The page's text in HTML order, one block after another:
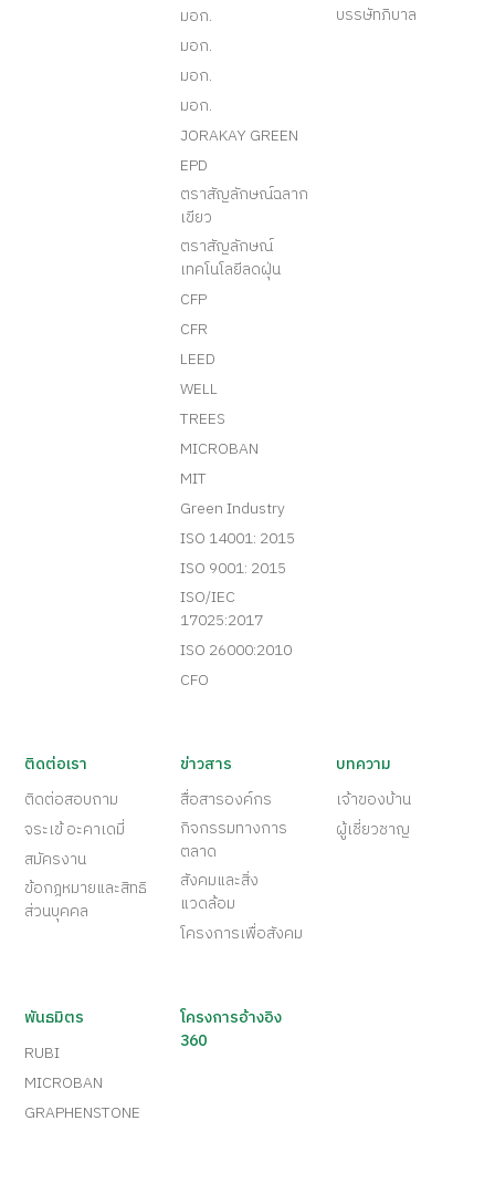
มอก.
มอก.
มอก.
มอก.
JORAKAY GREEN
EPD
ตราสัญลักษณ์ฉลาก
เขียว
ตราสัญลักษณ์
เทคโนโลยีลดฝุ่น
CFP
CFR
LEED
WELL
TREES
MICROBAN
MIT
Green Industry
ISO 14001: 2015
ISO 9001: 2015
ISO/IEC
17025:2017
ISO 26000:2010
CFO
บรรษัทภิบาล
ติดต่อเรา
ติดต่อสอบถาม
จระเข้ อะคาเดมี่
สมัครงาน
ข้อกฎหมายและสิทธิ
ส่วนบุคคล
ข่าวสาร
สื่อสารองค์กร
กิจกรรมทางการ
ตลาด
สังคมและสิ่ง
แวดล้อม
โครงการเพื่อสังคม
บทความ
เจ้าของบ้าน
ผู้เชี่ยวชาญ
พันธมิตร
RUBI
MICROBAN
GRAPHENSTONE
โครงการอ้างอิง
360